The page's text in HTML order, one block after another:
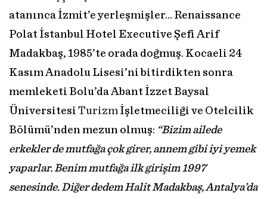
atanınca İzmit’e yerleşmişler… Renaissance
Polat İstanbul Hotel Executive Şefi Arif
Madakbaş, 1985’te orada doğmuş. Kocaeli 24
Kasım Anadolu Lisesi’ni bitirdikten sonra
memleketi Bolu’da Abant İzzet Baysal
Üniversitesi Turizm İşletmeciliği ve Otelcilik
Bölümü’nden mezun olmuş: “Bizim ailede
erkekler de mutfağa çok girer, annem gibi iyi yemek
yaparlar. Benim mutfağa ilk girişim 1997
senesinde. Diğer dedem Halit Madakbaş, Antalya’da